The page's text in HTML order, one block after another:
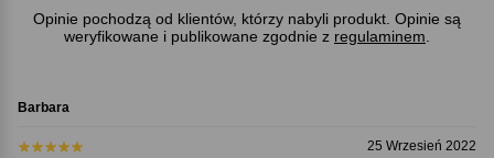
Opinie pochodzą od klientów, którzy nabyli produkt. Opinie są
weryfikowane i publikowane zgodnie z regulaminem
Barbara
25 Wrzesień 2022